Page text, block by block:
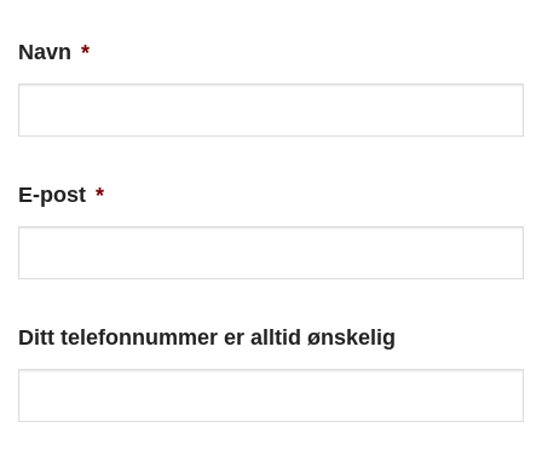
Navn *
E-post *
Ditt telefonnummer er alltid ønskelig